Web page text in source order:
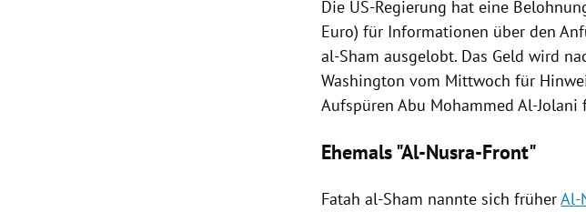
Die US-Regierung hat eine
Euro) für Informationen über den
al-Sham ausgelobt. Das Geld wird
Washington vom Mittwoch für
Aufspüren Abu Mohammed Al-Jolani
Ehemals "Al-Nusra-Front"
Fatah al-Sham nannte sich früherAl-